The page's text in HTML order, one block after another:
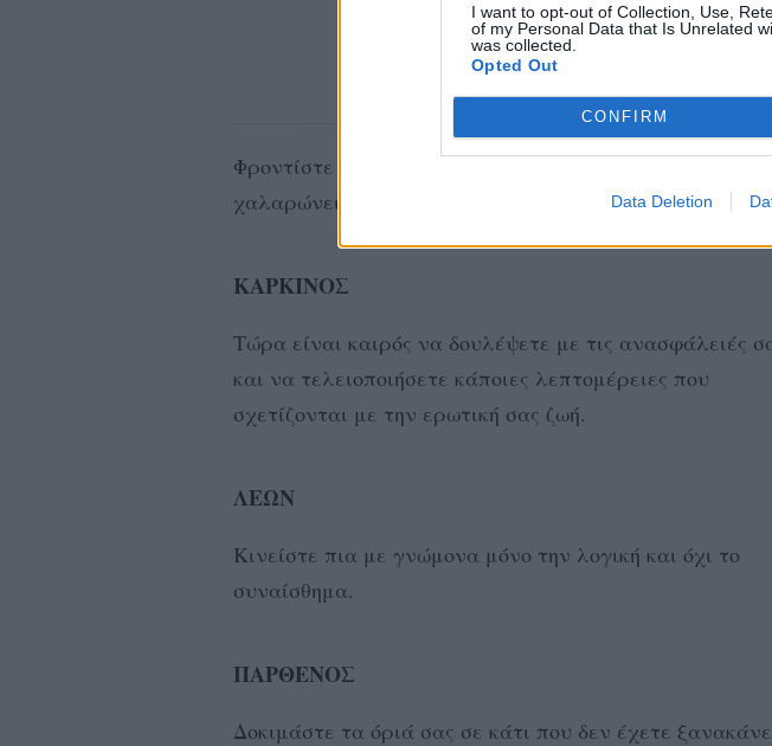
I want to opt-out of Collection, Use,
of my Personal Data that Is Unrelated
was collected.
Opted Out
CONFIRM
Data Deletion
Φροντίστε αργότερα στη μέρα, να κάνετε κάτι που σας
χαλαρώνει.
ΚΑΡΚΙΝΟΣ
Τώρα είναι καιρός να δουλέψετε με τις ανασφάλειές
και να τελειοποιήσετε κάποιες λεπτομέρειες που
σχετίζονται με την ερωτική σας ζωή.
ΛΕΩΝ
Κινείστε πια με γνώμονα μόνο την λογική και όχι το
συναίσθημα.
ΠΑΡΘΕΝΟΣ
Δοκιμάστε τα όριά σας σε κάτι που δεν έχετε